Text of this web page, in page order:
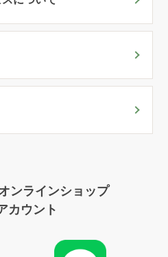
ンラインショップ
カウント